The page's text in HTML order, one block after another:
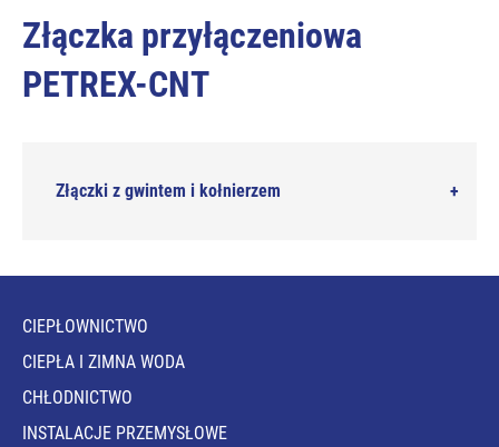
Złączka przyłączeniowa
PETREX-CNT
Złączki z gwintem i kołnierzem
CIEPŁOWNICTWO
CIEPŁA I ZIMNA WODA
CHŁODNICTWO
INSTALACJE PRZEMYSŁOWE